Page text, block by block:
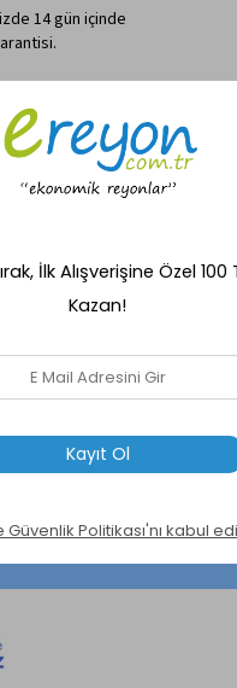
14 gün içinde
gün kargo
alışveriş
ol, size özel